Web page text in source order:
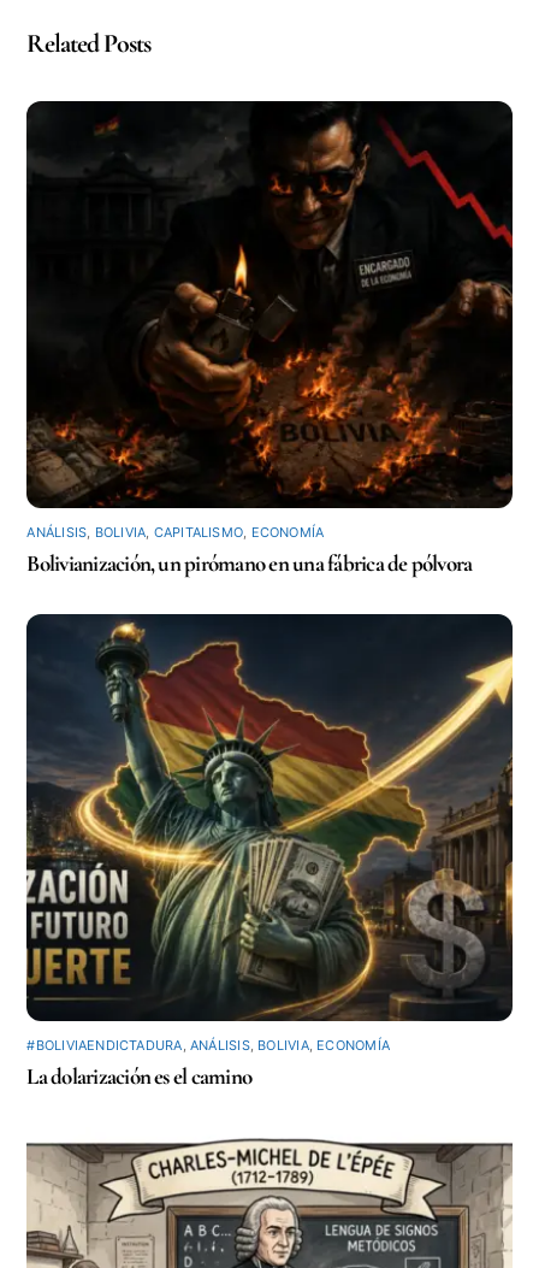
Related Posts
ANÁLISIS BOLIVIA CAPITALISMO ECONOMÍA
Bolivianización, un pirómano en una fábrica de pólvora
#BOLIVIAENDICTADURA ,ANÁLISIS, BOLIVIA, ECONOMÍA
La dolarización es el camino